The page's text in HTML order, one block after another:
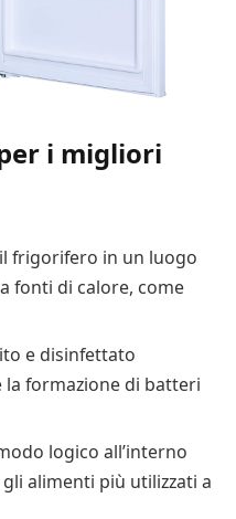
i migliori
frigorifero in un luogo
fonti di calore, come
e disinfettato
formazione di batteri
logico all’interno
alimenti più utilizzati a